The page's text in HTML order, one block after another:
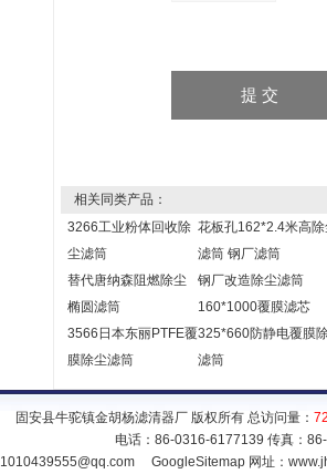
相关同类产品：
3266工业粉体回收除
尘滤筒
花板孔162*2.4米高除
滤筒 钢厂滤筒
替代唐纳森阻燃除尘
椭圆滤筒
钢厂改造除尘滤筒
160*1000覆膜滤芯
3566日本东丽PTFE覆
膜除尘滤筒
325*660防静电覆膜
滤筒
固安县牛驼镇金胡杨滤清器厂 版权所有 总访问量：
电话：86-0316-6177139 传真：
1010439555@qq.com GoogleSitemap网址：